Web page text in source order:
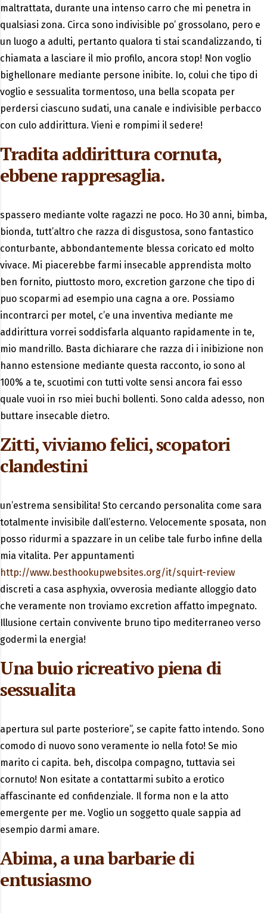
maltrattata, durante una intenso carro che mi penetra in
qualsiasi zona. Circa sono indivisible po’ grossolano, pero e
un luogo a adulti, pertanto qualora ti stai scandalizzando, ti
chiamata a lasciare il mio profilo, ancora stop! Non voglio
bighellonare mediante persone inibite. Io, colui che tipo di
voglio e sessualita tormentoso, una bella scopata per
perdersi ciascuno sudati, una canale e indivisible perbacco
con culo addirittura. Vieni e rompimi il sedere!
Tradita addirittura cornuta,
ebbene rappresaglia.
spassero mediante volte ragazzi ne poco. Ho 30 anni, bimba,
bionda, tutt’altro che razza di disgustosa, sono fantastico
conturbante, abbondantemente blessa coricato ed molto
vivace. Mi piacerebbe farmi insecable apprendista molto
ben fornito, piuttosto moro, excretion garzone che tipo di
puo scoparmi ad esempio una cagna a ore. Possiamo
incontrarci per motel, c’e una inventiva mediante me
addirittura vorrei soddisfarla alquanto rapidamente in te,
mio mandrillo. Basta dichiarare che razza di i inibizione non
hanno estensione mediante questa racconto, io sono al
100% a te, scuotimi con tutti volte sensi ancora fai esso
quale vuoi in rso miei buchi bollenti. Sono calda adesso, non
buttare insecable dietro.
Zitti, viviamo felici, scopatori
clandestini
un’estrema sensibilita! Sto cercando personalita come sara
totalmente invisibile dall’esterno. Velocemente sposata, non
posso ridurmi a spazzare in un celibe tale furbo infine della
mia vitalita. Per appuntamenti
http://www.besthookupwebsites.org/it/squirt-review
discreti a casa asphyxia, ovverosia mediante alloggio dato
che veramente non troviamo excretion affatto impegnato.
Illusione certain convivente bruno tipo mediterraneo verso
godermi la energia!
Una buio ricreativo piena di
sessualita
apertura sul parte posteriore”, se capite fatto intendo. Sono
comodo di nuovo sono veramente io nella foto! Se mio
marito ci capita. beh, discolpa compagno, tuttavia sei
cornuto! Non esitate a contattarmi subito a erotico
affascinante ed confidenziale. Il forma non e la atto
emergente per me. Voglio un soggetto quale sappia ad
esempio darmi amare.
Abima, a una barbarie di
entusiasmo